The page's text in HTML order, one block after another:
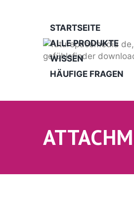
STARTSEITE
ALLE PRODUKTE
WISSEN
HÄUFIGE FRAGEN